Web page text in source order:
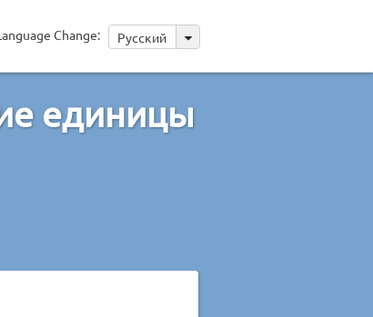
Change: Русский
единицы